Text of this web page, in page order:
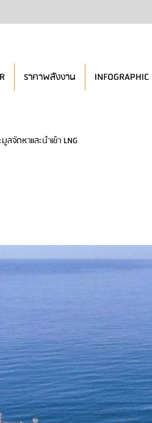
ราคาพลังงาน INFOGRAPHIC
จัดหาและนำเข้า LNG